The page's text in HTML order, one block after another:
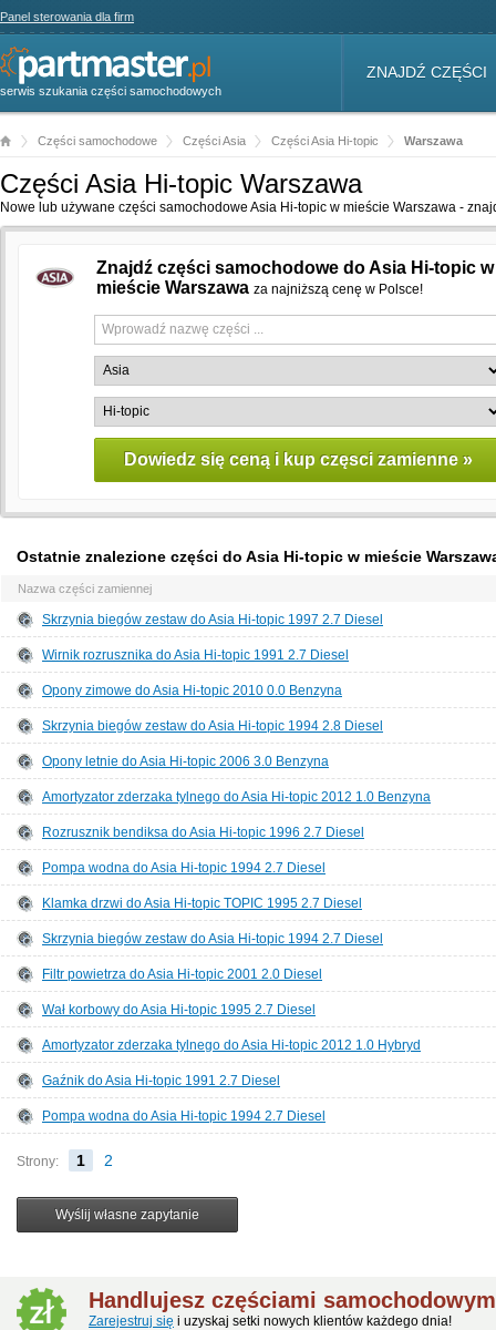
Panel sterowania dla firm
serwis szukania części samochodowych
ZNAJDŹ CZĘŚCI
Części samochodowe Części Asia Części Asia Hi-topic Warszawa
Części Asia Hi-topic Warszawa
Nowe lub używane części samochodowe Asia Hi-topic w mieście Warszawa -
Znajdź części samochodowe do Asia Hi-topic w
mieście Warszawa za najniższą cenę w Polsce!
Ostatnie znalezione części do Asia Hi-topic w mieście
Nazwa części zamiennej
Skrzynia biegów zestaw do Asia Hi-topic 1997 2.7 Diesel
Wirnik rozrusznika do Asia Hi-topic 1991 2.7 Diesel
Opony zimowe do Asia Hi-topic 2010 0.0 Benzyna
Skrzynia biegów zestaw do Asia Hi-topic 1994 2.8 Diesel
Opony letnie do Asia Hi-topic 2006 3.0 Benzyna
Amortyzator zderzaka tylnego do Asia Hi-topic 2012 1.0 Benzyna
Rozrusznik bendiksa do Asia Hi-topic 1996 2.7 Diesel
Pompa wodna do Asia Hi-topic 1994 2.7 Diesel
Klamka drzwi do Asia Hi-topic TOPIC 1995 2.7 Diesel
Skrzynia biegów zestaw do Asia Hi-topic 1994 2.7 Diesel
Filtr powietrza do Asia Hi-topic 2001 2.0 Diesel
Wał korbowy do Asia Hi-topic 1995 2.7 Diesel
Amortyzator zderzaka tylnego do Asia Hi-topic 2012 1.0 Hybryd
Gaźnik do Asia Hi-topic 1991 2.7 Diesel
Pompa wodna do Asia Hi-topic 1994 2.7 Diesel
Strony: 1 2
Handlujesz częściami
Zarejestruj się i uzyskaj setki nowych klientów każdego dnia!